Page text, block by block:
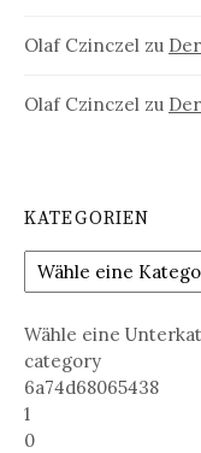
Olaf Czinczel zu
Olaf Czinczel zu
KATEGORIEN
Wähle eine
category
6a74d68065438
1
0